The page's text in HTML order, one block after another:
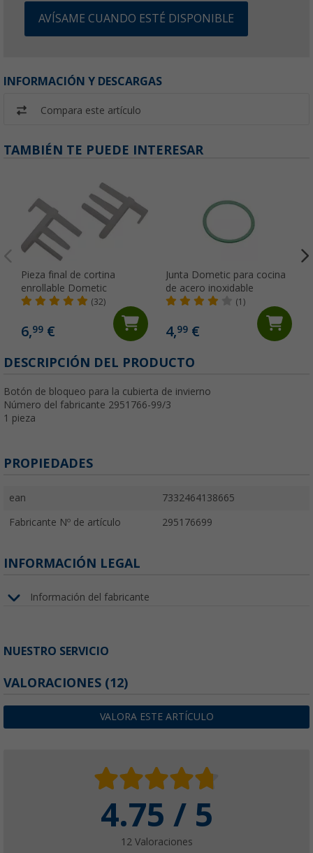
AVÍSAME CUANDO ESTÉ DISPONIBLE
INFORMACIÓN Y DESCARGAS
Compara este artículo
TAMBIÉN TE PUEDE INTERESAR
Pieza final de cortina
enrollable Dometic
(32)
6,99 €
Junta Dometic para cocina
de acero inoxidable
(1)
4,99€
DESCRIPCIÓN DEL PRODUCTO
Botón de bloqueo para la cubierta de invierno
Número del fabricante 2951766-99/3
1 pieza
PROPIEDADES
ean 7332464138665
Fabricante Nº de artículo 295176699
INFORMACIÓN LEGAL
Información del fabricante
NUESTRO SERVICIO
VALORACIONES (12)
VALORA ESTE ARTÍCULO
4.75 / 5
12 Valoraciones